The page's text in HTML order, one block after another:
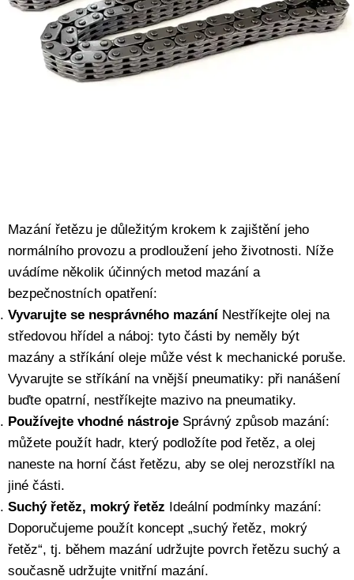
Mazání řetězu je důležitým krokem k zajištění jeho
normálního provozu a prodloužení jeho životnosti. Níže
uvádíme několik účinných metod mazání a
bezpečnostních opatření:
Vyvarujte se nesprávného mazání Nestříkejte olej na
středovou hřídel a náboj: tyto části by neměly být
mazány a stříkání oleje může vést k mechanické poruše.
Vyvarujte se stříkání na vnější pneumatiky: při nanášení
buďte opatrní, nestříkejte mazivo na pneumatiky.
Používejte vhodné nástroje Správný způsob mazání:
můžete použít hadr, který podložíte pod řetěz, a olej
naneste na horní část řetězu, aby se olej nerozstříkl na
jiné části.
Suchý řetěz, mokrý řetěz Ideální podmínky mazání:
Doporučujeme použít koncept „suchý řetěz, mokrý
řetěz“, tj. během mazání udržujte povrch řetězu suchý a
současně udržujte vnitřní mazání.